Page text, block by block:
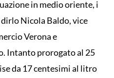
in medio oriente, i
Nicola Baldo, vice
Verona e
Intanto prorogato al 25
da 17 centesimi al litro